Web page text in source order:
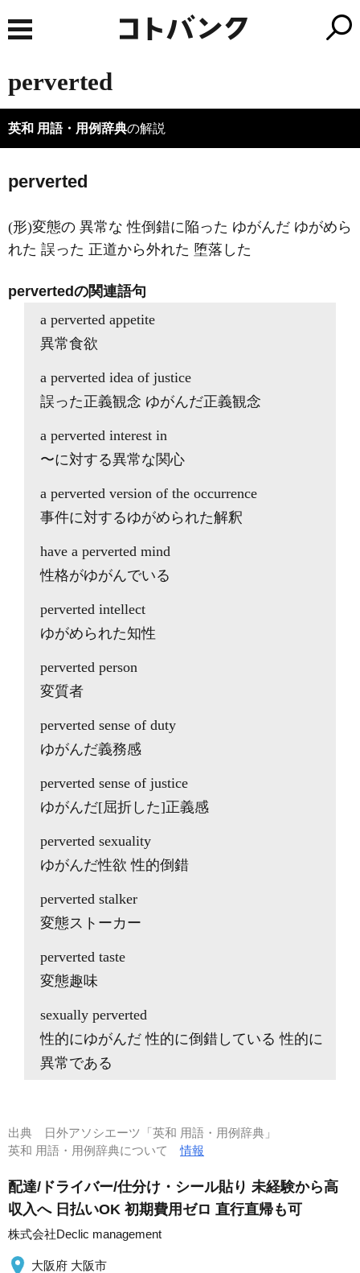
perverted
英和 用語・用例辞典の解説
perverted
(形)変態の 異常な 性倒錯に陥った ゆがんだ ゆがめら
れた 誤った 正道から外れた 堕落した
pervertedの関連語句
a perverted appetite
異常食欲
a perverted idea of justice
誤った正義観念 ゆがんだ正義観念
a perverted interest in
〜に対する異常な関心
a perverted version of the occurrence
事件に対するゆがめられた解釈
have a perverted mind
性格がゆがんでいる
perverted intellect
ゆがめられた知性
perverted person
変質者
perverted sense of duty
ゆがんだ義務感
perverted sense of justice
ゆがんだ[屈折した]正義感
perverted sexuality
ゆがんだ性欲 性的倒錯
perverted stalker
変態ストーカー
perverted taste
変態趣味
sexually perverted
性的にゆがんだ 性的に倒錯している 性的に
異常である
出典
日外アソシエーツ「英和 用語・用例辞典」
英和 用語・用例辞典について情報
配達/ドライバー/仕分け・シール貼り 未経験から高
収入へ 日払いOK 初期費用ゼロ 直行直帰も可
株式会社Declic management
大阪府 大阪市